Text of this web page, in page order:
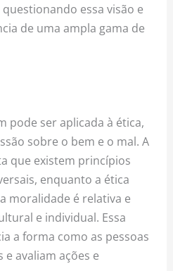
essa visão e
de uma ampla gama de
pode ser aplicada à ética,
sobre o bem e o mal. A
que existem princípios
enquanto a ética
moralidade é relativa e
e individual. Essa
a forma como as pessoas
avaliam ações e